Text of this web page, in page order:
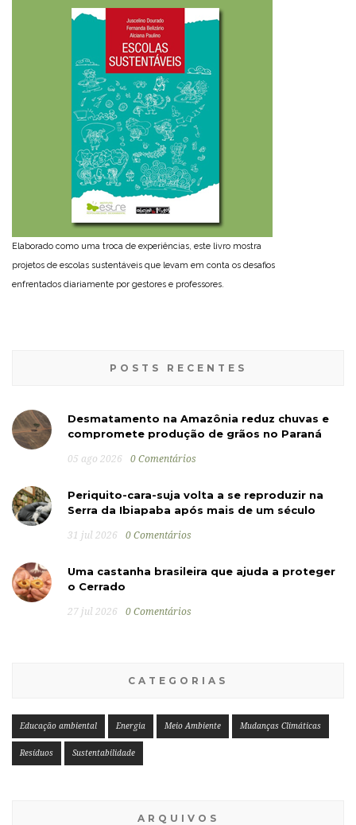
Elaborado como uma troca de experiências, este livro mostra
projetos de escolas sustentáveis que levam em conta os desafios
enfrentados diariamente por gestores e professores.
POSTS RECENTES
Desmatamento na Amazônia reduz chuvas e
compromete produção de grãos no Paraná
05 ago 2026 0 Comentários
Periquito-cara-suja volta a se reproduzir na
Serra da Ibiapaba após mais de um século
31 jul 2026 0 Comentários
Uma castanha brasileira que ajuda a proteger
o Cerrado
27 jul 2026 0 Comentários
CATEGORIAS
Educação ambiental Energia Meio Ambiente Mudanças Climáticas
Resíduos Sustentabilidade
ARQUIVOS